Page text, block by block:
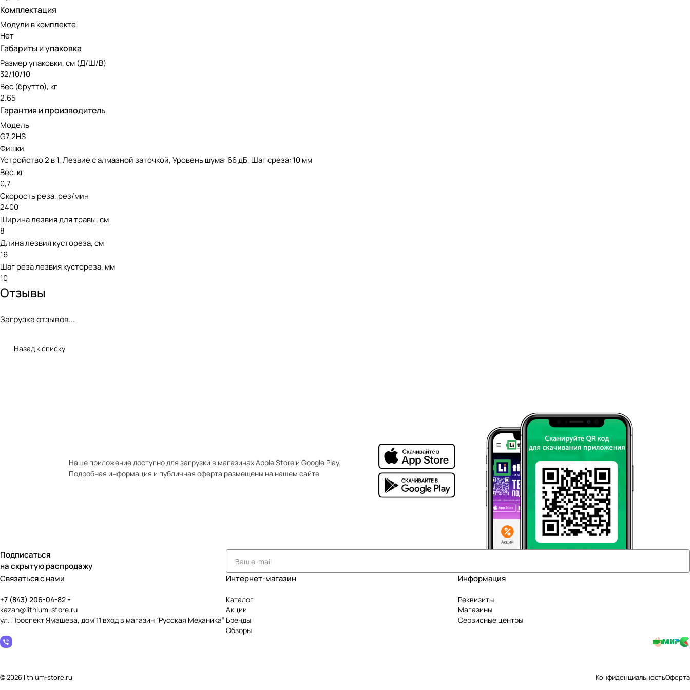
Комплектация
Модули в комплекте
Нет
Габариты и упаковка
Размер упаковки, см (Д/Ш/В)
32/10/10
Вес (брутто), кг
2.65
Гарантия и производитель
Модель
G7,2HS
Фишки
Устройство 2 в 1, Лезвие с алмазной заточкой, Уровень шума: 66 дБ, Шаг среза: 10 мм
Вес, кг
0,7
Скорость реза, рез/мин
2400
Ширина лезвия для травы, см
8
Длина лезвия кустореза, см
16
Шаг реза лезвия кустореза, мм
10
Отзывы
Загрузка отзывов...
Назад к списку
Наше приложение доступно для загрузки в магазинах Apple Store и Google Play.
Подробная информация и публичная оферта размещены на нашем сайте
Подписаться
на скрытую распродажу
Связаться с нами
+7 (843) 206-04-82
kazan@lithium-store.ru
ул. Проспект Ямашева, дом 11 вход в магазин “Русская Механика”
Интернет-магазин
Каталог
Акции
Бренды
Обзоры
Информация
Реквизиты
Магазины
Сервисные центры
© 2026 lithium-store.ru КонфиденциальностьОферта